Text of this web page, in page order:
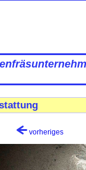
vorheriges